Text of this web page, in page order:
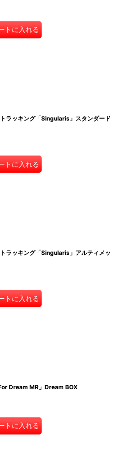
トに入れる
ラッキング「Singularis」スタンダード
トに入れる
ラッキング「Singularis」アルティメッ
トに入れる
Dream MR」Dream BOX
トに入れる